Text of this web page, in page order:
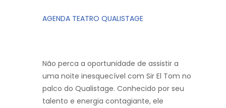
AGENDA TEATRO QUALISTAGE
Não perca a oportunidade de assistir a
uma noite inesquecível com Sir El Tom no
palco do Qualistage. Conhecido por seu
talento e energia contagiante, ele